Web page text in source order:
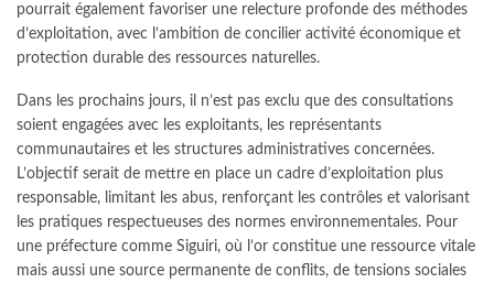
pourrait également favoriser une relecture profonde des méthodes
d’exploitation, avec l’ambition de concilier activité économique et
protection durable des ressources naturelles.
Dans les prochains jours, il n’est pas exclu que des consultations
soient engagées avec les exploitants, les représentants
communautaires et les structures administratives concernées.
L’objectif serait de mettre en place un cadre d’exploitation plus
responsable, limitant les abus, renforçant les contrôles et valorisant
les pratiques respectueuses des normes environnementales. Pour
une préfecture comme Siguiri, où l’or constitue une ressource vitale
mais aussi une source permanente de conflits, de tensions sociales